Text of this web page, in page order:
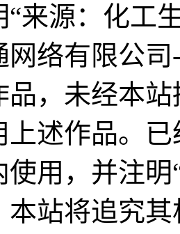
“来源：化工
网络有限公
品，未经本
上述作品。
使用，并注
本站将追究